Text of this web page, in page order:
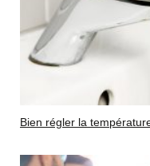
Bien régler la